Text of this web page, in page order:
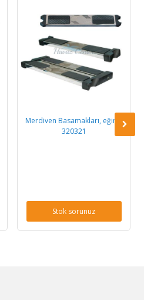
Merdiven Basamakları, eğimli
320321
Stok sorunuz